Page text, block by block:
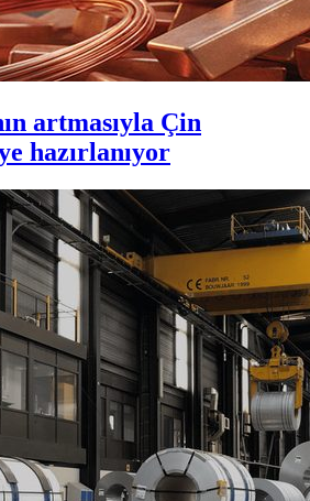
artmasıyla Çin
hazırlanıyor